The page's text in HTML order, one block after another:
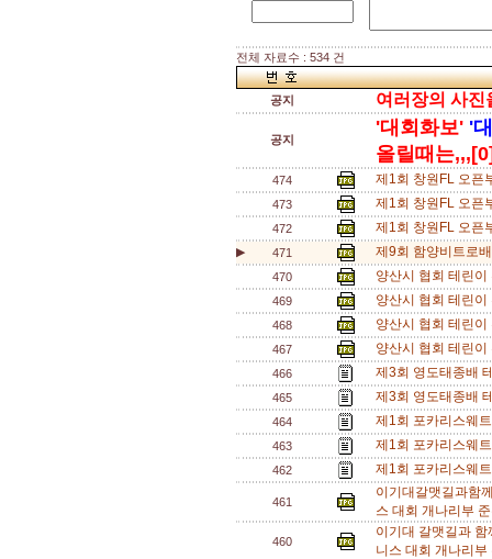
전체 자료수 : 534 건
공지 여러장의 사진
공지
'대회화보' '
올릴때는
474 제1회 창원FL 오픈
473 제1회 창원FL 오픈
472 제1회 창원FL 오픈
▶ 471 제9회 함양비트로
470 양산시 협회 테린
469 양산시 협회 테린
468 양산시 협회 테린
467 양산시 협회 테린
466 제3회 영도태종배
465 제3회 영도태종배
464 제1회 포카리스웨
463 제1회 포카리스웨
462 제1회 포카리스웨
461
이기대갈맷길과함
스 대회 개나리부
460
이기대 갈맷길과
니스 대회 개나리